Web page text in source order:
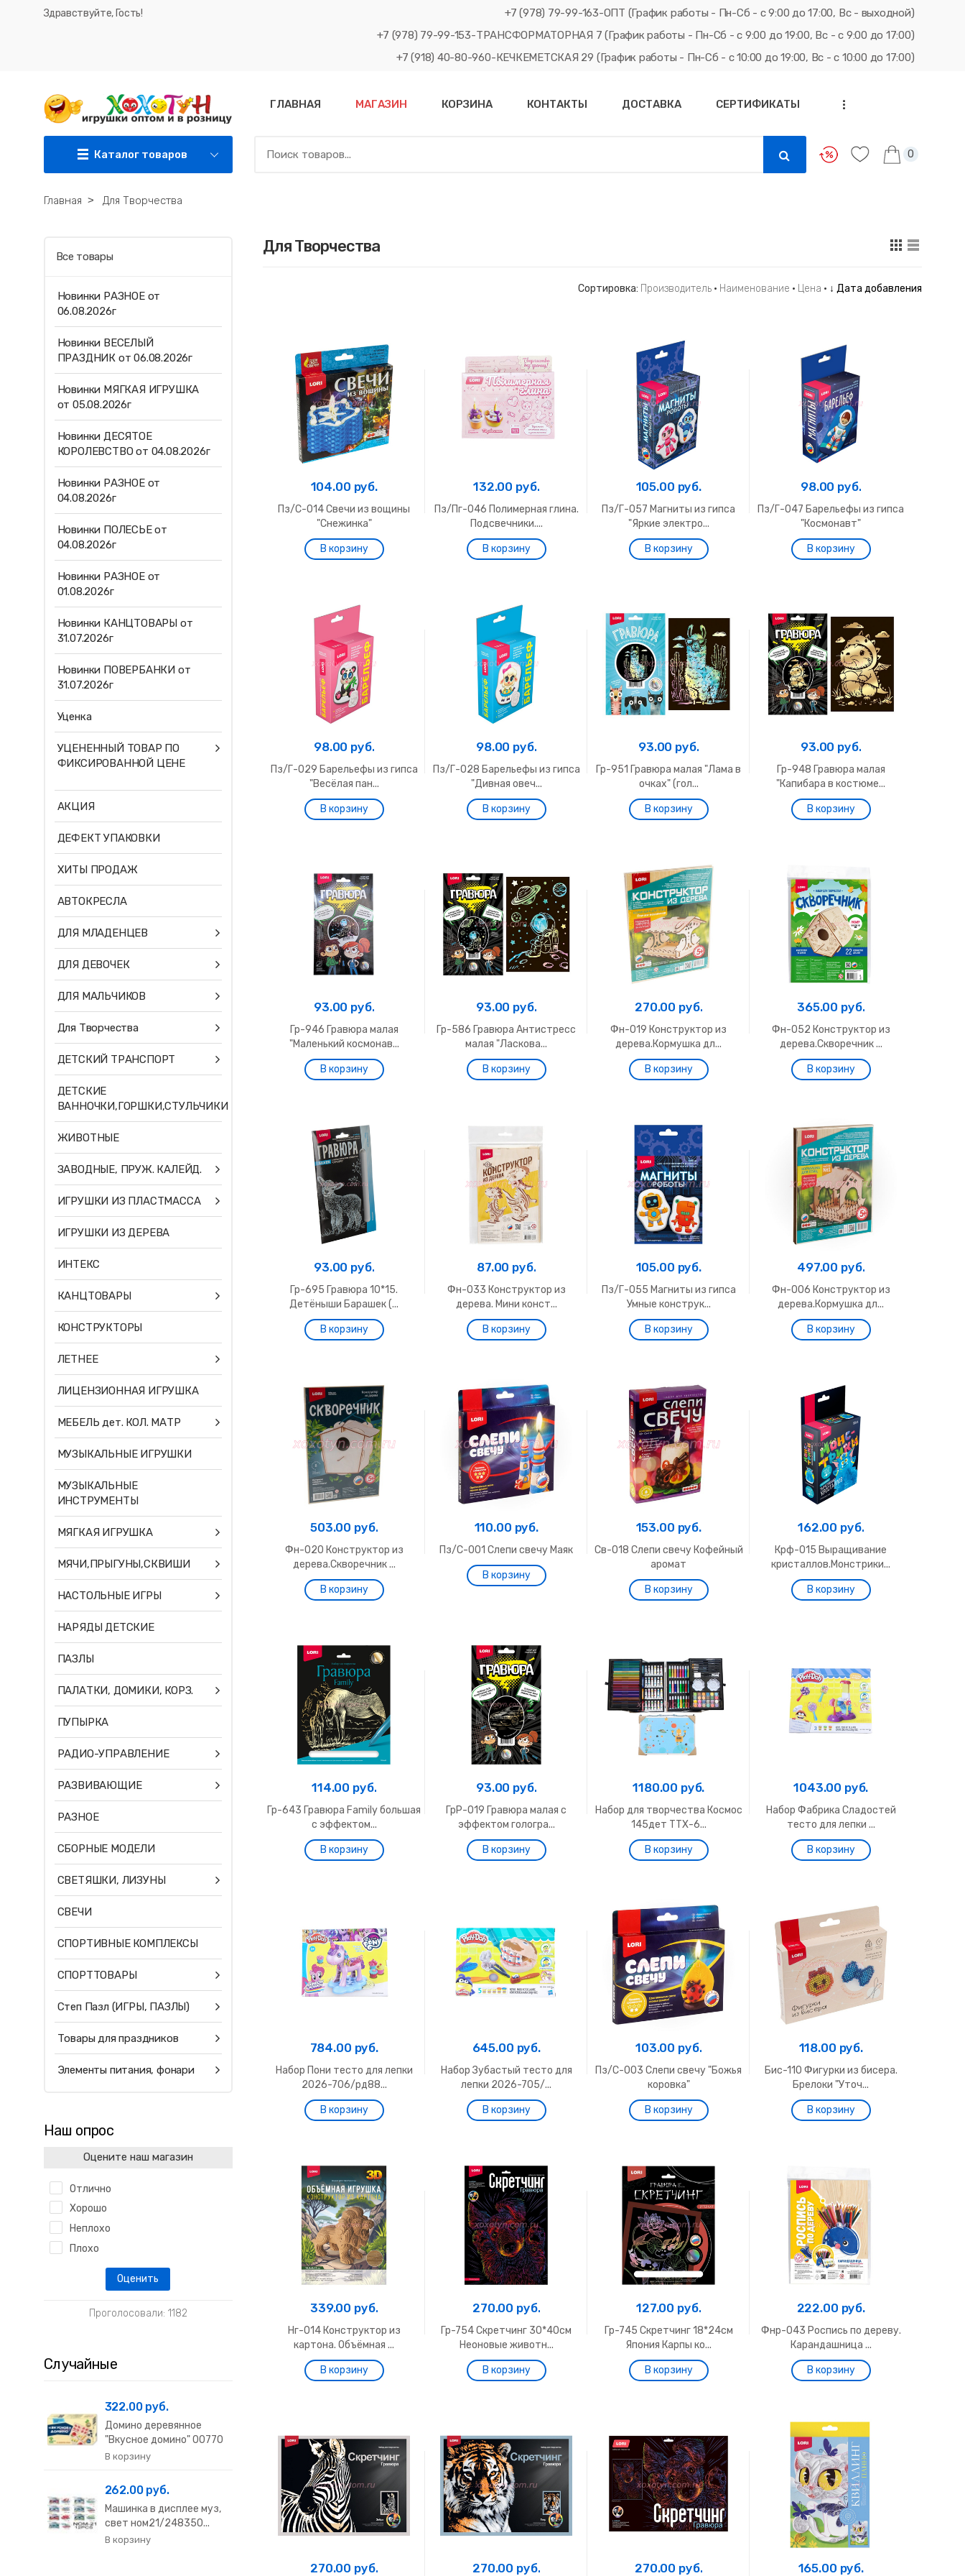
Здравствуйте, Гость!
+7 (978) 79-99-163-ОПТ (График работы - Пн-Сб - с 9:00 до 17:00, Вс - выходной)
+7 (978) 79-99-153-ТРАНСФОРМАТОРНАЯ 7 (График работы - Пн-Сб - с 9:00 до 19:00, Вс - с 9:00 до 17:00)
+7 (918) 40-80-960-КЕЧКЕМЕТСКАЯ 29 (График работы - Пн-Сб - с 10:00 до 19:00, Вс - с 10:00 до 17:00)
Каталог товаров
ГЛАВНАЯ МАГАЗИН КОРЗИНА КОНТАКТЫ ДОСТАВКА СЕРТИФИКАТЫ ...
0
Главная ˃ Для Творчества
Для Творчества
Сортировка: Производитель· Наименование · Цена · ↓ Дата добавления
104.00 руб.
Пз/С-014 Свечи из вощины
"Снежинка"
132.00 руб.
Пз/Пг-046 Полимерная глина.
Подсвечники....
105.00 руб.
Пз/Г-057 Магниты из гипса
"Яркие электро...
98.00 руб.
Пз/Г-047 Барельефы из гипса
"Космонавт"
98.00 руб.
Пз/Г-029 Барельефы из гипса
"Весёлая пан...
98.00 руб.
Пз/Г-028 Барельефы из гипса
"Дивная овеч...
93.00 руб.
Гр-951 Гравюра малая "Лама в
очках" (гол...
93.00 руб.
Гр-948 Гравюра малая
"Капибара в костюме...
93.00 руб.
Гр-946 Гравюра малая
"Маленький космонав...
93.00 руб.
Гр-586 Гравюра Антистресс
малая "Ласкова...
270.00 руб.
Фн-019 Конструктор из
дерева.Кормушка дл...
365.00 руб.
Фн-052 Конструктор из
дерева.Скворечник ...
93.00 руб.
Гр-695 Гравюра 10*15.
Детёныши Барашек (...
87.00 руб.
Фн-033 Конструктор из
дерева. Мини конст...
105.00 руб.
Пз/Г-055 Магниты из гипса
Умные конструк...
497.00 руб.
Фн-006 Конструктор из
дерева.Кормушка дл...
503.00 руб.
Фн-020 Конструктор из
дерева.Скворечник ...
110.00 руб.
Пз/С-001 Слепи свечу Маяк
153.00 руб.
Св-018 Слепи свечу Кофейный
аромат
162.00 руб.
Крф-015 Выращивание
кристаллов.Монстрики...
114.00 руб.
Гр-643 Гравюра Family большая
с эффектом...
93.00 руб.
ГрР-019 Гравюра малая с
эффектом гологра...
1180.00 руб.
Набор для творчества Космос
145дет ТТХ-6...
1043.00 руб.
Набор Фабрика Сладостей
тесто для лепки ...
784.00 руб.
Набор Пони тесто для лепки
2026-706/рд88...
645.00 руб.
Набор Зубастый тесто для
лепки 2026-705/...
103.00 руб.
Пз/С-003 Слепи свечу "Божья
коровка"
118.00 руб.
Бис-110 Фигурки из бисера.
Брелоки "Уточ...
339.00 руб.
Нг-014 Конструктор из
картона. Объёмная ...
270.00 руб.
Гр-754 Скретчинг 30*40см
Неоновые животн...
127.00 руб.
Гр-745 Скретчинг 18*24см
Япония Карпы ко...
222.00 руб.
Фнр-043 Роспись по дереву.
Карандашница ...
270.00 руб. 270.00 руб. 270.00 руб. 165.00 руб.
Все товары
Новинки РАЗНОЕ от
06.08.2026г
Новинки ВЕСЕЛЫЙ
ПРАЗДНИК от 06.08.2026г
Новинки МЯГКАЯ ИГРУШКА
от 05.08.2026г
Новинки ДЕСЯТОЕ
КОРОЛЕВСТВО от 04.08.2026г
Новинки РАЗНОЕ от
04.08.2026г
Новинки ПОЛЕСЬЕ от
04.08.2026г
Новинки РАЗНОЕ от
01.08.2026г
Новинки КАНЦТОВАРЫ от
31.07.2026г
Новинки ПОВЕРБАНКИ от
31.07.2026г
Уценка
УЦЕНЕННЫЙ ТОВАР ПО
ФИКСИРОВАННОЙ ЦЕНЕ
АКЦИЯ
ДЕФЕКТ УПАКОВКИ
ХИТЫ ПРОДАЖ
АВТОКРЕСЛА
ДЛЯ МЛАДЕНЦЕВ
ДЛЯ ДЕВОЧЕК
ДЛЯ МАЛЬЧИКОВ
Для Творчества
ДЕТСКИЙ ТРАНСПОРТ
ДЕТСКИЕ
ВАННОЧКИ,ГОРШКИ,СТУЛЬЧИКИ
ЖИВОТНЫЕ
ЗАВОДНЫЕ, ПРУЖ. КАЛЕЙД.
ИГРУШКИ ИЗ ПЛАСТМАССА
ИГРУШКИ ИЗ ДЕРЕВА
ИНТЕКС
КАНЦТОВАРЫ
КОНСТРУКТОРЫ
ЛЕТНЕЕ
ЛИЦЕНЗИОННАЯ ИГРУШКА
МЕБЕЛЬ дет. КОЛ. МАТР
МУЗЫКАЛЬНЫЕ ИГРУШКИ
МУЗЫКАЛЬНЫЕ
ИНСТРУМЕНТЫ
МЯГКАЯ ИГРУШКА
МЯЧИ,ПРЫГУНЫ,СКВИШИ
НАСТОЛЬНЫЕ ИГРЫ
НАРЯДЫ ДЕТСКИЕ
ПАЗЛЫ
ПАЛАТКИ, ДОМИКИ, КОРЗ.
ПУПЫРКА
РАДИО-УПРАВЛЕНИЕ
РАЗВИВАЮЩИЕ
РАЗНОЕ
СБОРНЫЕ МОДЕЛИ
СВЕТЯШКИ, ЛИЗУНЫ
СВЕЧИ
СПОРТИВНЫЕ КОМПЛЕКСЫ
СПОРТТОВАРЫ
Степ Пазл (ИГРЫ, ПАЗЛЫ)
Товары для праздников
Элементы питания, фонари
Наш опрос
Оцените наш магазин
Отлично
Хорошо
Неплохо
Плохо
Проголосовали: 1182
Случайные
322.00 руб.
Домино деревянное
"Вкусное домино" 00770
262.00 руб.
Машинка в дисплее муз,
свет ном21/248350...